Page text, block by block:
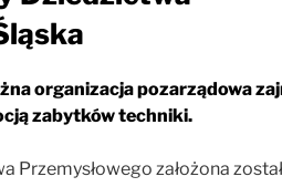
organizacja pozarządowa
zabytków techniki.
Przemysłowego założona